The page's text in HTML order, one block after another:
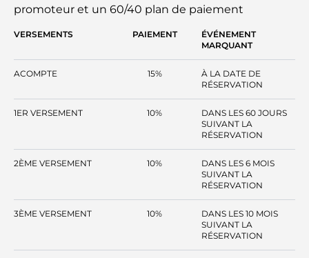
promoteur et un 60/40 plan de paiement
VERSEMENTS PAIEMENT
ÉVÉNEMENT
MARQUANT
ACOMPTE 15%
À LA DATE DE
RÉSERVATION
1ER VERSEMENT 10%
DANS LES 60 JOURS
SUIVANT LA
RÉSERVATION
2ÈME VERSEMENT 10%
DANS LES 6 MOIS
SUIVANT LA
RÉSERVATION
3ÈME VERSEMENT 10%
DANS LES 10 MOIS
SUIVANT LA
RÉSERVATION